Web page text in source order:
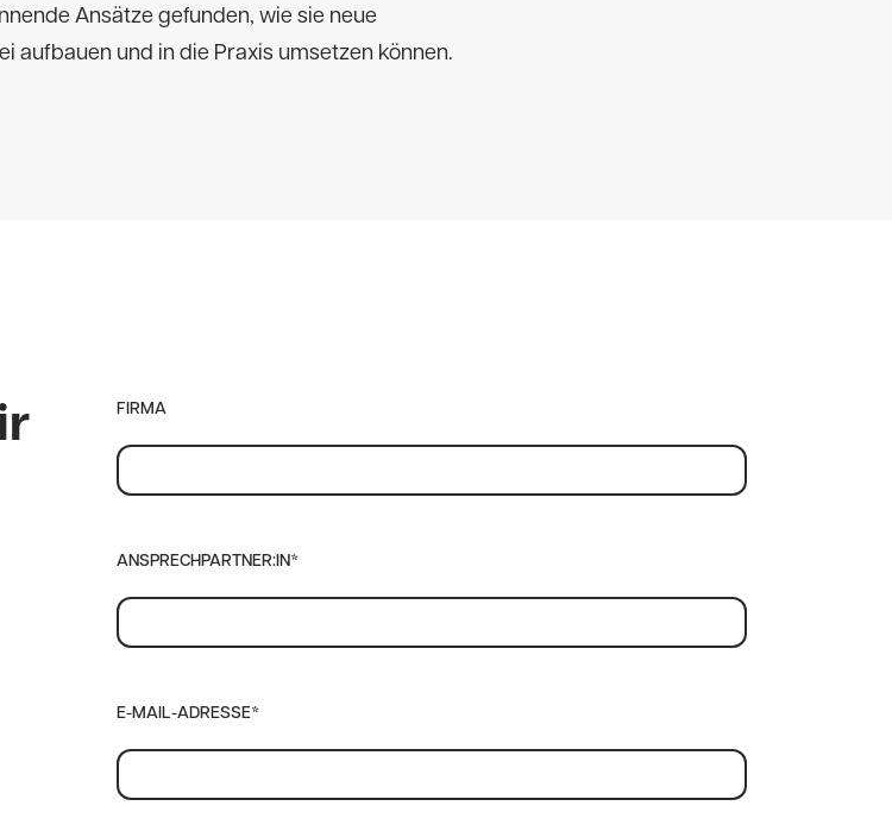
Ansätze gefunden, wie sie neue
aufbauen und in die Praxis umsetzen können.
FIRMA
ANSPRECHPARTNER:IN*
E-MAIL-ADRESSE*